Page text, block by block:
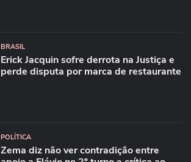
BRASIL
Erick Jacquin sofre derrota na Justiça e
perde disputa por marca de restaurante
POLÍTICA
Zema diz não ver contradição entre